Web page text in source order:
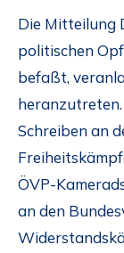
Die Mitteilung
politischen
befaßt,
Schreiben an
ÖVP-
an den